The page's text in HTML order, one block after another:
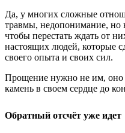
Да, у многих сложные
травмы, недопонимание, но
чтобы перестать ждать от
настоящих людей, которые
своего опыта и своих сил.
Прощение нужно не им, оно
камень в своем сердце до
Обратный отсчёт уже идет